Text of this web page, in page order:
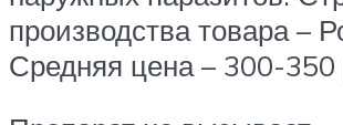
производства товара –
Средняя цена – 300-350